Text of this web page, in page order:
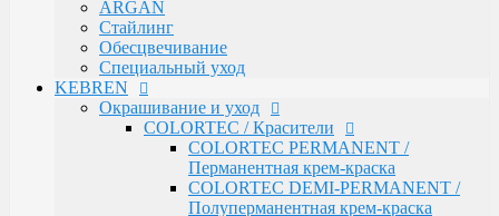
COLORTEC / Крем-окислитель
BLOND FOUNDATION / Обесцвечивающий
порошок
EXPERT LINE / Уход
RE:SHAPE / Стайлинг
INCREDIBLE VOLUME / Для объема волос
TOTAL REPAIR / Для восстановления волос
HYDRA THERAPY / Для увлажнения волос
SAVE COLOR / Для окрашенных волос
ARGAN
Стайлинг
Обесцвечивание
Специальный уход
KEBREN
Окрашивание и уход
COLORTEC / Красители
COLORTEC PERMANENT /
Перманентная крем-краска
COLORTEC DEMI-PERMANENT /
Полуперманентная крем-краска